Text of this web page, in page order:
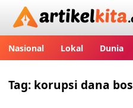
Nasional Lokal Dunia
Tag: korupsi dana bos